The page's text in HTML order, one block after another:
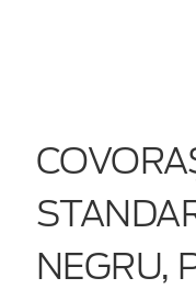
NEGRU,